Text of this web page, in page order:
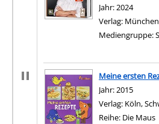
Jahr:2024
Verlag:
Mediengruppe:
Meine ersten
Suche nach
Jahr:2015
Verlag: Köln,
Reihe: Die Maus